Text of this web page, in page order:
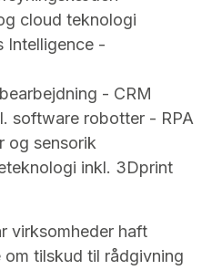
cloud teknologi
Intelligence -
- CRM
software robotter - RPA
og sensorik
inkl. 3Dprint
virksomheder haft
tilskud til rådgivning